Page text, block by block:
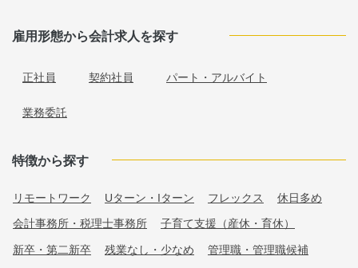
雇用形態から会計求人を探す
正社員 契約社員 パート・アルバイト
業務委託
特徴から探す
リモートワーク Uターン・Iターン フレックス 休日多め
会計事務所・税理士事務所 子育て支援（産休・育休）
新卒・第二新卒 残業なし・少なめ 管理職・管理職候補